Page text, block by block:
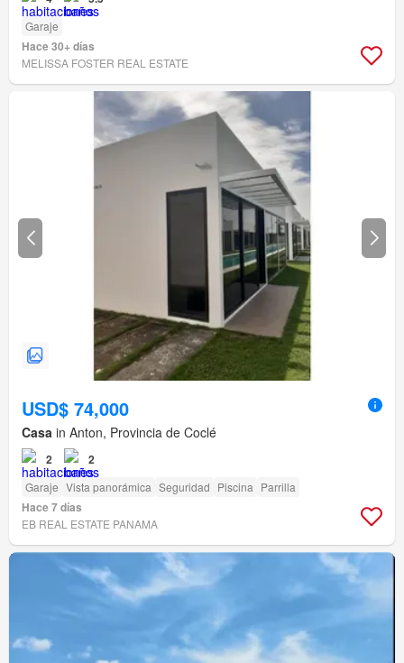
Garaje
Hace 30+ días
MELISSA FOSTER REAL ESTATE
USD$ 74,000
Casa in Anton, Provincia de Coclé
2 2
Garaje Vista panorámica Seguridad Piscina Parrilla
Hace 7 días
EB REAL ESTATE PANAMA